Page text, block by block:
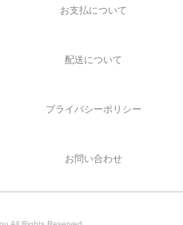
お支払について
配送について
プライバシーポリシー
お問い合わせ